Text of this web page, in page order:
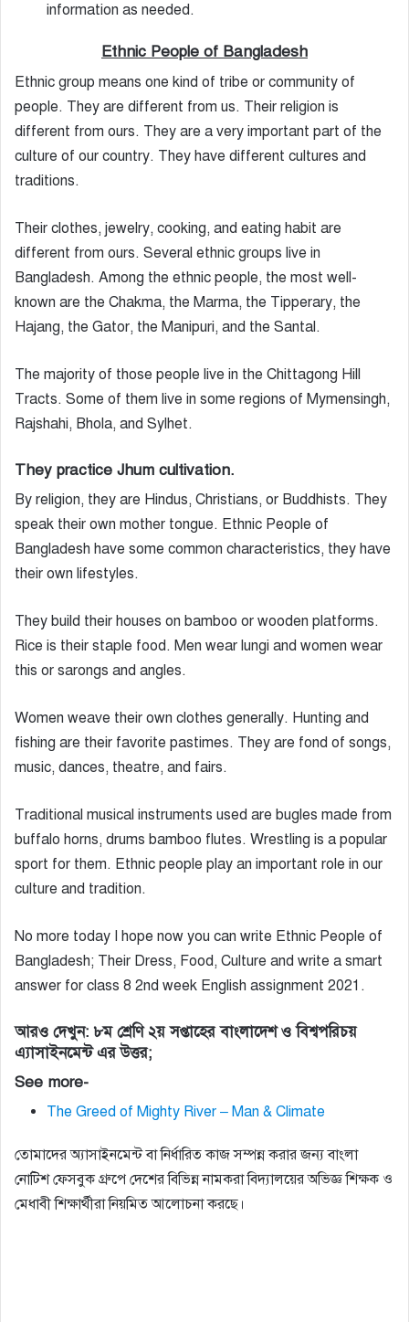
information as needed.
Ethnic People of Bangladesh
Ethnic group means one kind of tribe or community of
people. They are different from us. Their religion is
different from ours. They are a very important part of the
culture of our country. They have different cultures and
traditions.
Their clothes, jewelry, cooking, and eating habit are
different from ours. Several ethnic groups live in
Bangladesh. Among the ethnic people, the most well-
known are the Chakma, the Marma, the Tipperary, the
Hajang, the Gator, the Manipuri, and the Santal.
The majority of those people live in the Chittagong Hill
Tracts. Some of them live in some regions of Mymensingh,
Rajshahi, Bhola, and Sylhet.
They practice Jhum cultivation.
By religion, they are Hindus, Christians, or Buddhists. They
speak their own mother tongue. Ethnic People of
Bangladesh have some common characteristics, they have
their own lifestyles.
They build their houses on bamboo or wooden platforms.
Rice is their staple food. Men wear lungi and women wear
this or sarongs and angles.
Women weave their own clothes generally. Hunting and
fishing are their favorite pastimes. They are fond of songs,
music, dances, theatre, and fairs.
Traditional musical instruments used are bugles made from
buffalo horns, drums bamboo flutes. Wrestling is a popular
sport for them. Ethnic people play an important role in our
culture and tradition.
No more today I hope now you can write Ethnic People of
Bangladesh; Their Dress, Food, Culture and write a smart
answer for class 8 2nd week English assignment 2021.
আরও দেখুন: ৮ম শ্রেণি ২য় সপ্তাহের বাংলাদেশ ও বিশ্বপরিচয়
এ্যাসাইনমেন্ট এর উত্তর;
See more-
The Greed of Mighty River – Man & Climate
তোমাদের অ্যাসাইনমেন্ট বা নির্ধারিত কাজ সম্পন্ন করার জন্য বাংলা
নোটিশ ফেসবুক গ্রুপে দেশের বিভিন্ন নামকরা বিদ্যালয়ের অভিজ্ঞ শিক্ষক ও
মেধাবী শিক্ষার্থীরা নিয়মিত আলোচনা করছে।